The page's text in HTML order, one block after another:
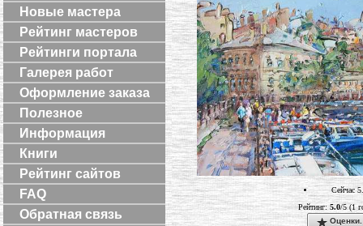
Новые мастера
Рейтинг мастеров
Рейтинги портала
Галерея работ
Оформление заказа
Полезное
Информация
Книги
Рейтинг сайтов
FAQ
Обратная связь
Сейчас
Рейтинг:5.0/5 (1
Оценки.